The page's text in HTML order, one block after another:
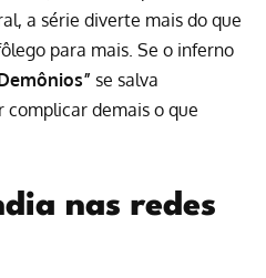
a série diverte mais do que
para mais. Se o inferno
se salva
demais o que
nas redes